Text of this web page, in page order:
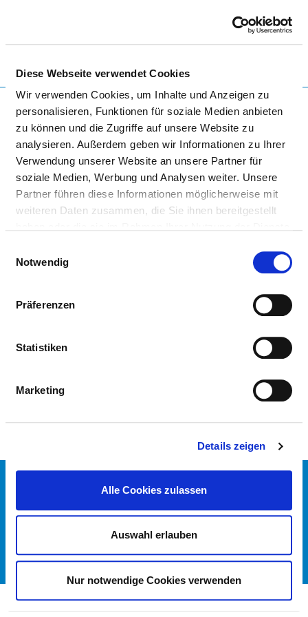
Diese Webseite verwendet Cookies
Wir verwenden Cookies, um Inhalte und Anzeigen zu
personalisieren, Funktionen für soziale Medien anbieten
zu können und die Zugriffe auf unsere Website zu
analysieren. Außerdem geben wir Informationen zu Ihrer
Verwendung unserer Website an unsere Partner für
soziale Medien, Werbung und Analysen weiter. Unsere
Partner führen diese Informationen möglicherweise mit
weiteren Daten zusammen, die Sie ihnen bereitgestellt
Notwendig
Präferenzen
Statistiken
Marketing
Details zeigen
Alle Cookies zulassen
Auswahl erlauben
Nur notwendige Cookies verwenden
Startseite der Fachabteilung
UNIVERSITÄTSKLINIKUM
SCHLESWIG-HOLSTEIN,
CAMPUS KIEL
INSTITUT FÜR EXPERIMENTELLE UND
KLINISCHE PHARMAKOLOGIE
PFLEGERISCHE FACHEXPERTISE
© DEUTSCHES KRANKENHAUS VERZEICHNIS 2026
DATENSCHUTZ